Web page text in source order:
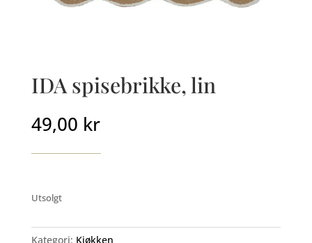
IDA spisebrikke, lin
49,00 kr
Utsolgt
Kategori: Kjøkken